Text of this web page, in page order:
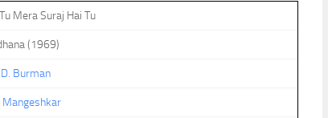
Mera Suraj Hai Tu
(1969)
Burman
Mangeshkar